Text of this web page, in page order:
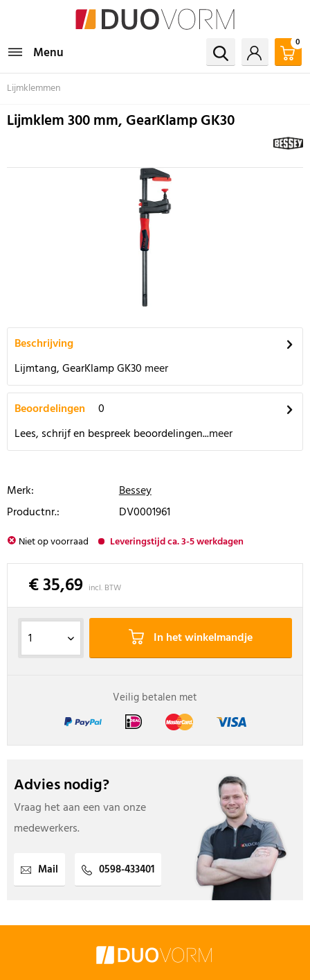
Menu
0
Lijmklemmen
Lijmklem 300 mm, GearKlamp GK30
Beschrijving
Lijmtang, GearKlamp GK30 meer
Beoordelingen
0
Lees, schrijf en bespreek beoordelingen...meer
Merk:
Bessey
Productnr.:
DV0001961
Niet op voorraad Leveringstijd ca. 3-5 werkdagen
€ 35,69 incl. BTW
In het winkelmandje
Veilig betalen met
Advies nodig?
Vraag het aan een van onze
medewerkers.
Mail 0598-433401